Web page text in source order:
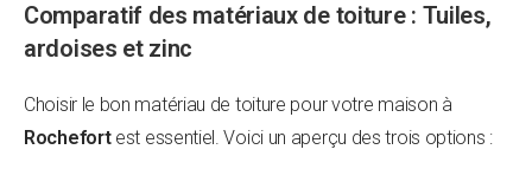
Comparatif des matériaux de toiture : Tuiles,
ardoises et zinc
Choisir le bon matériau de toiture pour votre maison à
Rochefort est essentiel. Voici un aperçu des trois options :